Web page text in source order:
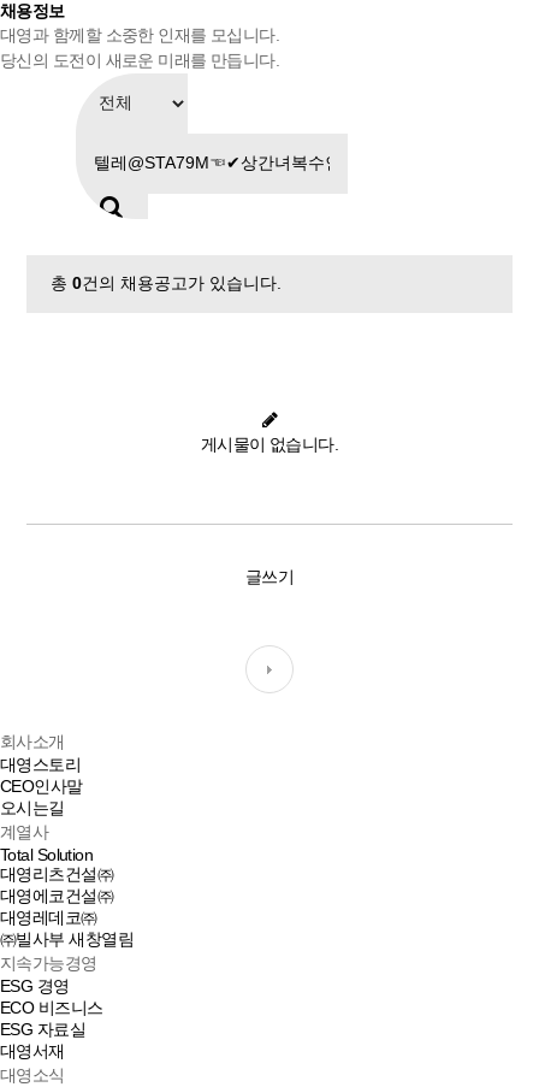
채용정보
대영과 함께할 소중한 인재를 모십니다.
당신의 도전이 새로운 미래를 만듭니다.
총0건의 채용공고가 있습니다.
게시물이 없습니다.
글쓰기
회사소개
대영스토리
CEO인사말
오시는길
계열사
Total Solution
대영리츠건설㈜
대영에코건설㈜
대영레데코㈜
㈜빌사부새창열림
지속가능경영
ESG 경영
ECO 비즈니스
ESG 자료실
대영서재
대영소식